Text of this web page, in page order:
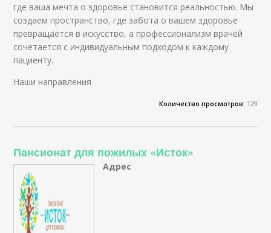
где ваша мечта о здоровье становится реальностью. Мы
создаем пространство, где забота о вашем здоровье
превращается в искусство, а профессионализм врачей
сочетается с индивидуальным подходом к каждому
пациенту.
Наши направления
Количество просмотров: 129
Пансионат для пожилых «Исток»
Адрес